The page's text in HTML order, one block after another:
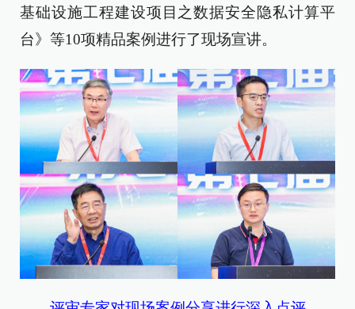
基础设施工程建设项目之数据安全隐私计算平
台》等10项精品案例进行了现场宣讲。